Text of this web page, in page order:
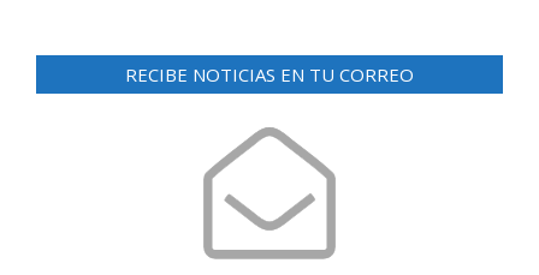
RECIBE NOTICIAS EN TU CORREO